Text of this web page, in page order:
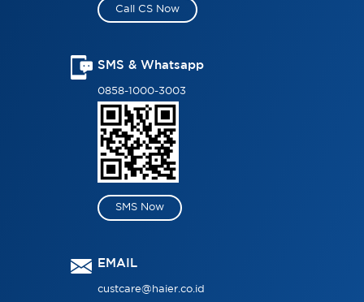
Call CS Now
SMS & Whatsapp
0858-1000-3003
SMS Now
EMAIL
custcare@haier.co.id